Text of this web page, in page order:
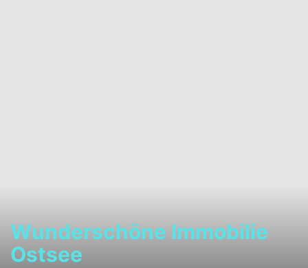
Wunderschöne Immobilie
Ostsee